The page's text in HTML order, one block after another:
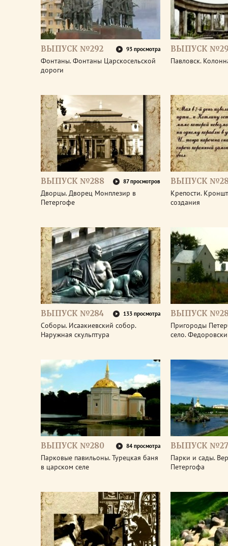
ВЫПУСК №292 93 просмотра
Фонтаны. Фонтаны Царскосельской
дороги
ВЫПУСК
Павловск.
ВЫПУСК №288 87 просмотров
Дворцы. Дворец Монплезир в
Петергофе
ВЫПУСК
Крепости.
создания
ВЫПУСК №284 133 просмотра
Соборы. Исаакиевский собор.
Наружная скульптура
ВЫПУСК
Пригороды
село.
ВЫПУСК №280 84 просмотра
Парковые павильоны. Турецкая баня
в царском селе
ВЫПУСК
Парки и сады.
Петергофа